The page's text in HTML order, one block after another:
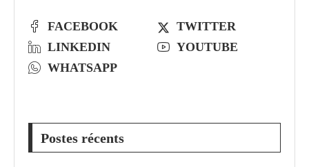
FACEBOOK
TWITTER
LINKEDIN
YOUTUBE
WHATSAPP
Postes récents